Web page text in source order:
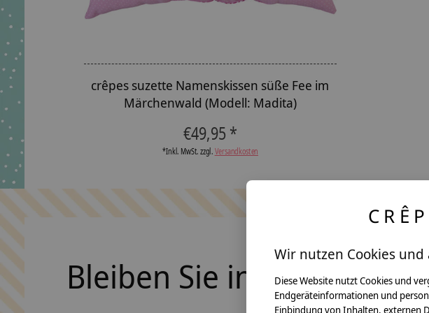
crêpes suzette Namenskissen süße Fee im
Märchenwald (Modell: Madita)
€49,95 *
*Inkl. MwSt. zzgl.Versandkosten
Bleiben Sie in Kontakt
Wir nutzen Cookies
Diese Website nutzt Cookies und
Endgeräteinformationen und
Einbindung von Inhalten, externen